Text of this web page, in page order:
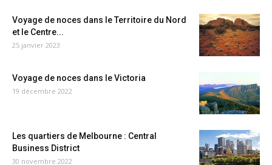
Voyage de noces dans le Territoire du Nord
et le Centre...
25 janvier 2023
Voyage de noces dans le Victoria
19 décembre 2022
Les quartiers de Melbourne : Central
Business District
30 novembre 2022